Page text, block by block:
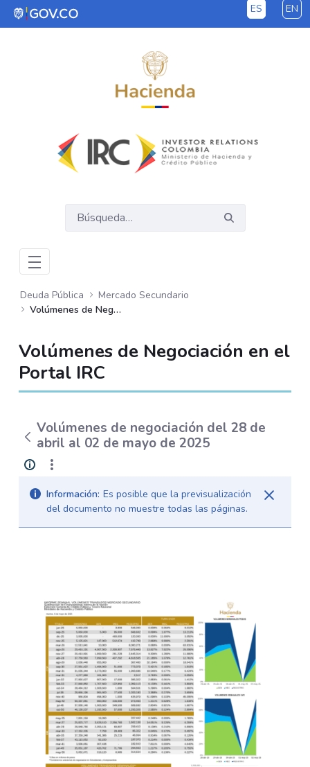
Saltar al contenido principal ES EN
Deuda Pública
Mercado Secundario
Volúmenes de Negociación
Volúmenes de Negociación en el
Portal IRC
Volúmenes de negociación del 28 de
abril al 02 de mayo de 2025
Información: Es posible que la previsualización
del documento no muestre todas las páginas.